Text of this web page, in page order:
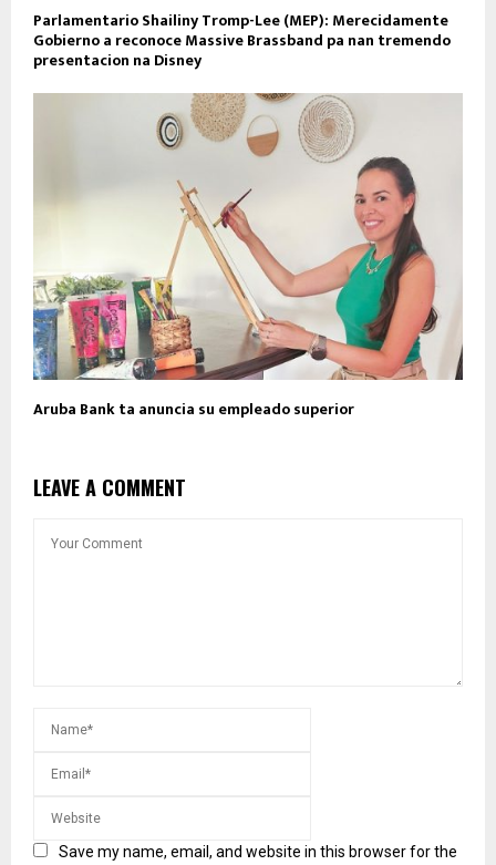
Parlamentario Shailiny Tromp-Lee (MEP): Merecidamente
Gobierno a reconoce Massive Brassband pa nan tremendo
presentacion na Disney
Aruba Bank ta anuncia su empleado superior
LEAVE A COMMENT
Save my name, email, and website in this browser for the